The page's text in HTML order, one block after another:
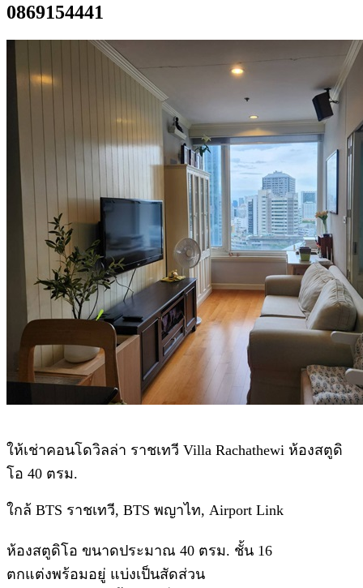
0869154441
ให้เช่าคอนโดวิลล่า ราชเทวี Villa Rachathewi ห้องสตูดิ
โอ 40 ตรม.
ใกล้ BTS ราชเทวี, BTS พญาไท, Airport Link
ห้องสตูดิโอ ขนาดประมาณ 40 ตรม. ชั้น 16
ตกแต่งพร้อมอยู่ แบ่งเป็นสัดส่วน